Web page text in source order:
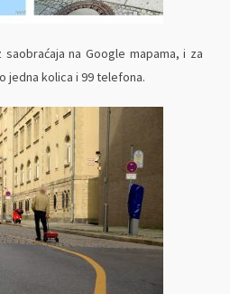
na Google mapama, i za
jedna kolica i 99 telefona.